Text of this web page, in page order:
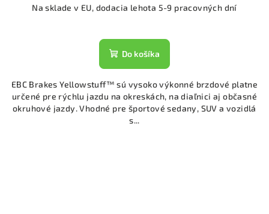
Na sklade v EU, dodacia lehota 5-9 pracovných dní
Do košíka
EBC Brakes Yellowstuff™ sú vysoko výkonné brzdové platne
určené pre rýchlu jazdu na okreskách, na diaľnici aj občasné
okruhové jazdy. Vhodné pre športové sedany, SUV a vozidlá
s...